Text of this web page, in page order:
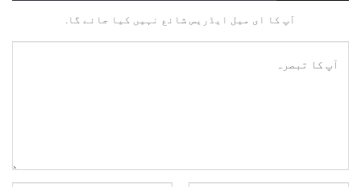
آپ کا ای میل ایڈریس شائع نہیں کیا جائے گا.